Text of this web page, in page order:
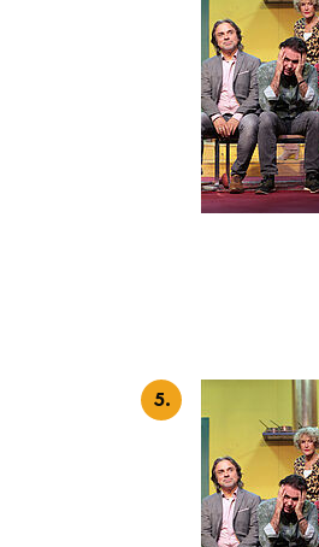
5.